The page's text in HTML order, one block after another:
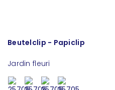
Beutelclip - Papiclip
Jardin fleuri